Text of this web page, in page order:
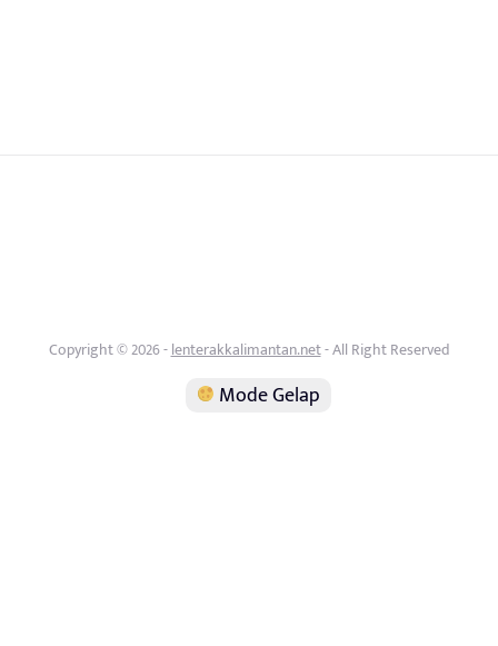
Copyright © 2026 -lenterakkalimantan.net- All Right Reserved
Mode Gelap